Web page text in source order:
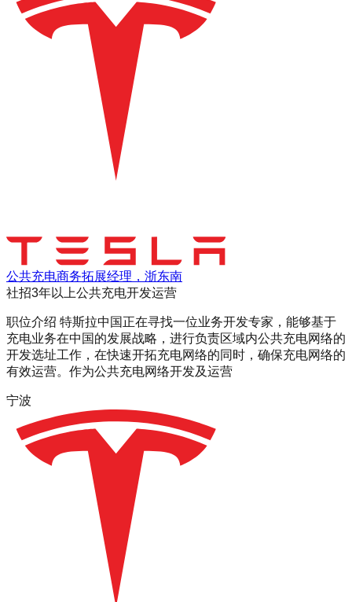
公共充电商务拓展经理，浙东南
社招3年以上公共充电开发运营
职位介绍 特斯拉中国正在寻找一位业务开发专家，能够基于
充电业务在中国的发展战略，进行负责区域内公共充电网络的
开发选址工作，在快速开拓充电网络的同时，确保充电网络的
有效运营。作为公共充电网络开发及运营
宁波